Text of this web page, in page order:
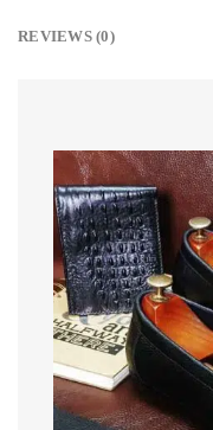
REVIEWS (0)